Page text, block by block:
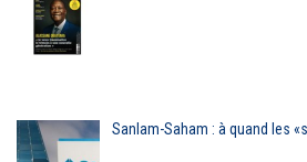
Sanlam-Saham : à quand les